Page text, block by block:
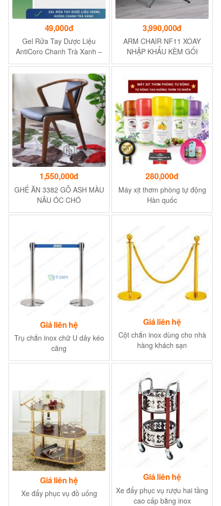
49,000đ
Gel Rửa Tay Dược Liệu
AntiCoro Chanh Trà Xanh –
Chai 100ml
3,990,000đ
ARM CHAIR NF11 XOAY
NHẬP KHẨU KÈM GỐI
1,550,000đ
GHẾ ĂN 3382 GỖ ASH MÀU
NÂU ÓC CHÓ
280,000đ
Máy xịt thơm phòng tự động
Hàn quốc
Giá liên hệ
Trụ chắn inox chữ U dây kéo
căng
Giá liên hệ
Cột chắn inox dùng cho nhà
hàng khách sạn
Giá liên hệ
Xe đẩy phục vụ đồ uống
Giá liên hệ
Xe đẩy phục vụ rượu hai tầng
cao cấp bằng inox